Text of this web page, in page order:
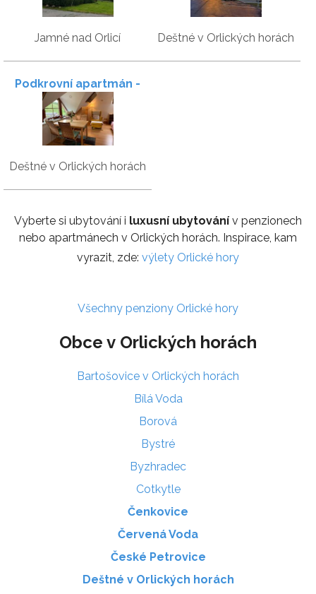
Jamné nad Orlicí Deštné v Orlických horách
Podkrovní apartmán -
přímo u sjezdovky
Deštné v Orlických horách
Vyberte si ubytování i luxusní ubytování v penzionech
nebo apartmánech v Orlických horách. Inspirace, kam
vyrazit, zde: výlety Orlické hory
Všechny penziony Orlické hory
Obce v Orlických horách
Bartošovice v Orlických horách
Bílá Voda
Borová
Bystré
Byzhradec
Cotkytle
Čenkovice
Červená Voda
České Petrovice
Deštné v Orlických horách